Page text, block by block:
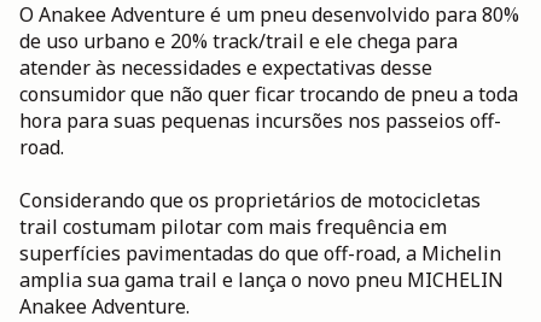
O Anakee Adventure é um pneu desenvolvido para 80%
de uso urbano e 20% track/trail e ele chega para
atender às necessidades e expectativas desse
consumidor que não quer ficar trocando de pneu a toda
hora para suas pequenas incursões nos passeios off-
road.
Considerando que os proprietários de motocicletas
trail costumam pilotar com mais frequência em
superfícies pavimentadas do que off-road, a Michelin
amplia sua gama trail e lança o novo pneu MICHELIN
Anakee Adventure.